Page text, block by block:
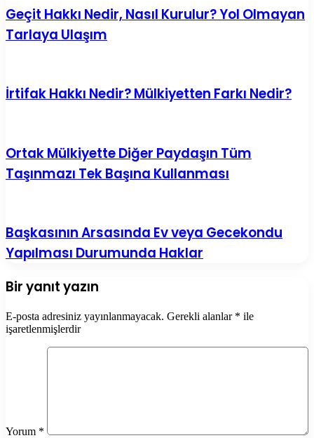
Rehber
Geçit Hakkı Nedir, Nasıl Kurulur? Yol Olmayan
Tarlaya Ulaşım
İrtifak Hakkı Nedir? Mülkiyetten Farkı Nedir?
Ortak Mülkiyette Diğer Paydaşın Tüm
Taşınmazı Tek Başına Kullanması
Başkasının Arsasında Ev veya Gecekondu
Yapılması Durumunda Haklar
Bir yanıt yazın
E-posta adresiniz yayınlanmayacak. Gerekli alanlar * ile
işaretlenmişlerdir
Yorum *